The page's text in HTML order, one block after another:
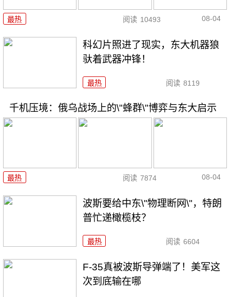
最热 阅读 10493 08-04
科幻片照进了现实，东大机器狼
驮着武器冲锋！
最热 阅读 8119
千机压境：俄乌战场上的\"蜂群\"博弈与东大启示
最热 阅读 7874 08-04
波斯要给中东\"物理断网\"，特朗
普忙递橄榄枝？
最热 阅读 6604
F-35真被波斯导弹端了！美军这
次到底输在哪